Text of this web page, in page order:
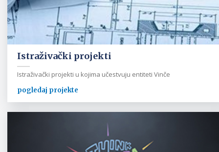
Istraživački projekti
Istraživački projekti u kojima učestvuju entiteti Vinče
pogledaj projekte